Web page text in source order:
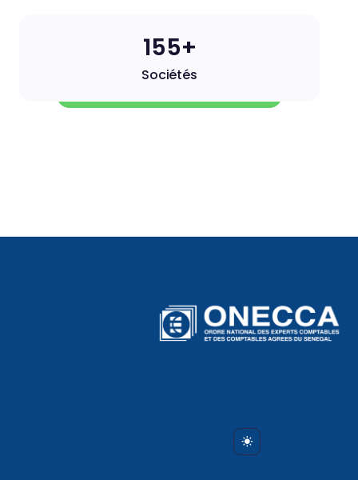
156+
Sociétés